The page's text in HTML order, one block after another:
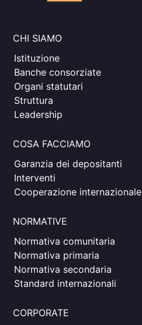
CHI SIAMO
Istituzione
Banche consorziate
Organi statutari
Struttura
Leadership
COSA FACCIAMO
Garanzia dei depositanti
Interventi
Cooperazione internazionale
NORMATIVE
Normativa comunitaria
Normativa primaria
Normativa secondaria
Standard internazionali
CORPORATE